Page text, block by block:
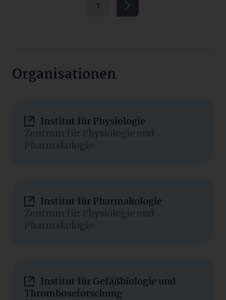
1
Organisationen
Institut für Physiologie
Zentrum für Physiologie und
Pharmakologie
Institut für Pharmakologie
Zentrum für Physiologie und
Pharmakologie
Institut für Gefäßbiologie und
Thromboseforschung